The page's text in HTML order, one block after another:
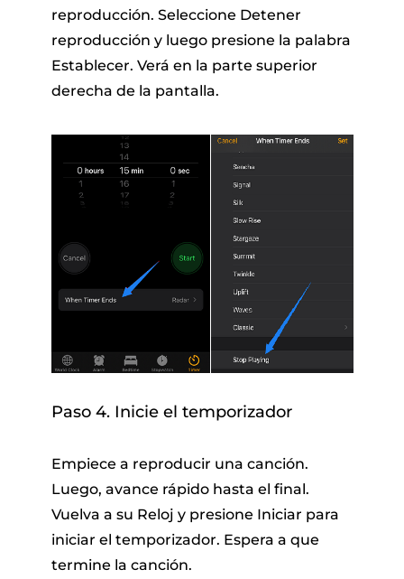
reproducción. Seleccione Detener
reproducción y luego presione la palabra
Establecer. Verá en la parte superior
derecha de la pantalla.
Paso 4. Inicie el temporizador
Empiece a reproducir una canción.
Luego, avance rápido hasta el final.
Vuelva a su Reloj y presione Iniciar para
iniciar el temporizador. Espera a que
termine la canción.